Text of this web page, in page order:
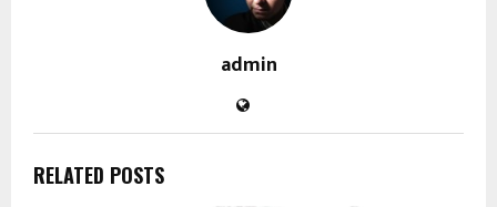
admin
RELATED POSTS